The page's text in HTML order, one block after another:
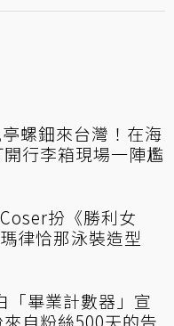
螺鈿來台灣！在海
行李箱現場一陣尷
扮《勝利女
律恰那泳裝造型
「畢業計數器」宣
自粉絲500天的告